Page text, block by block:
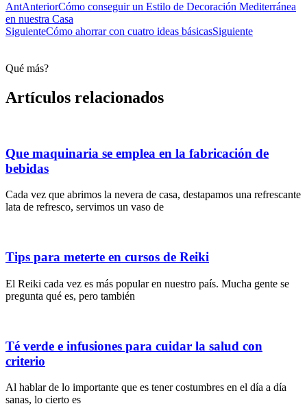
AntAnteriorCómo conseguir un Estilo de Decoración Mediterránea
en nuestra Casa
SiguienteCómo ahorrar con cuatro ideas básicasSiguiente
Qué más?
Artículos relacionados
Que maquinaria se emplea en la fabricación de
bebidas
Cada vez que abrimos la nevera de casa, destapamos una refrescante
lata de refresco, servimos un vaso de
Tips para meterte en cursos de Reiki
El Reiki cada vez es más popular en nuestro país. Mucha gente se
pregunta qué es, pero también
Té verde e infusiones para cuidar la salud con
criterio
Al hablar de lo importante que es tener costumbres en el día a día
sanas, lo cierto es